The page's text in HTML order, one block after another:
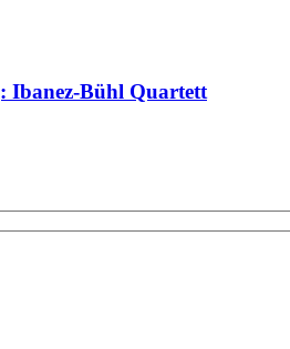
Ibanez-Bühl Quartett